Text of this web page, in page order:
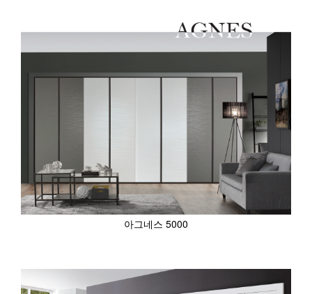
아그네스 5000